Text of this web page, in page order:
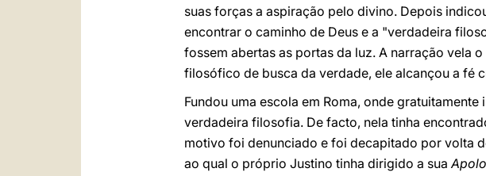
suas forças a aspiração pelo divino. Depois
encontrar o caminho de Deus e a "verdadeira
fossem abertas as portas da luz. A narração vela
filosófico de busca da verdade, ele alcançou a fé
Fundou uma escola em Roma, onde
verdadeira filosofia. De facto, nela tinha
motivo foi denunciado e foi decapitado por volta
ao qual o próprio Justino tinha dirigido a sua